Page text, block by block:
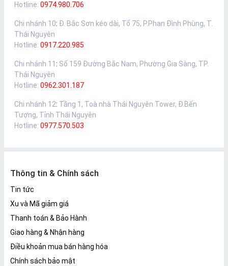
Hotline: 0974.980.706
Chi nhánh 10: Đ. Bắc Sơn kéo dài, Tổ 75, P.Phan Đình Phùng, T.
Thái Nguyên
Hotline: 0917.220.985
Chi nhánh 11 : Số 159 Đường Bắc Nam, Phường Gia Sàng, TP.
Thái Nguyên
Hotline: 0962.301.187
Chi nhánh 12: Tầng 1, Toà nhà Thái Nguyên Tower, Đ.Bến
Tượng, Tỉnh Thái Nguyên
Hotline: 0977.570.503
Thông tin & Chính sách
Tin tức
Xu và Mã giảm giá
Thanh toán & Bảo Hành
Giao hàng & Nhận hàng
Điều khoản mua bán hàng hóa
Chính sách bảo mật